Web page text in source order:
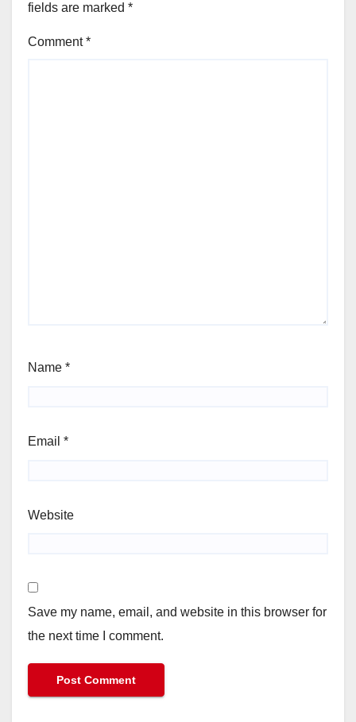
fields are marked *
Comment*
Name *
Email *
Website
Save my name, email, and website in this browser for
the next time I comment.